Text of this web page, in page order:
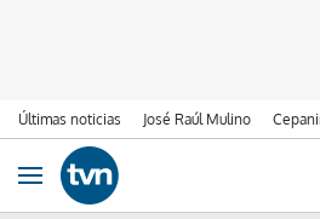
Últimas noticias José Raúl Mulino
Ir al contenido
Obrir navegació